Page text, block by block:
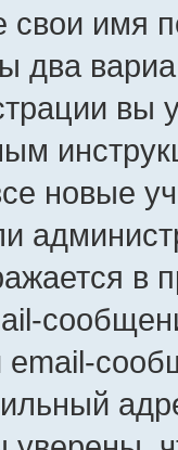
свои имя
два
вы
новые
в